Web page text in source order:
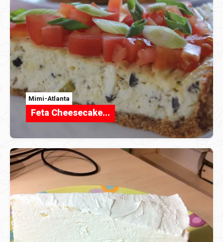
Mimi-Atlanta
Feta Cheesecake...